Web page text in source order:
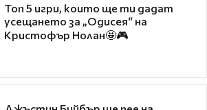
Топ 5 игри, които ще ти дадат
усещането за „Одисея“ на
Кристофър Нолан🤩🎮